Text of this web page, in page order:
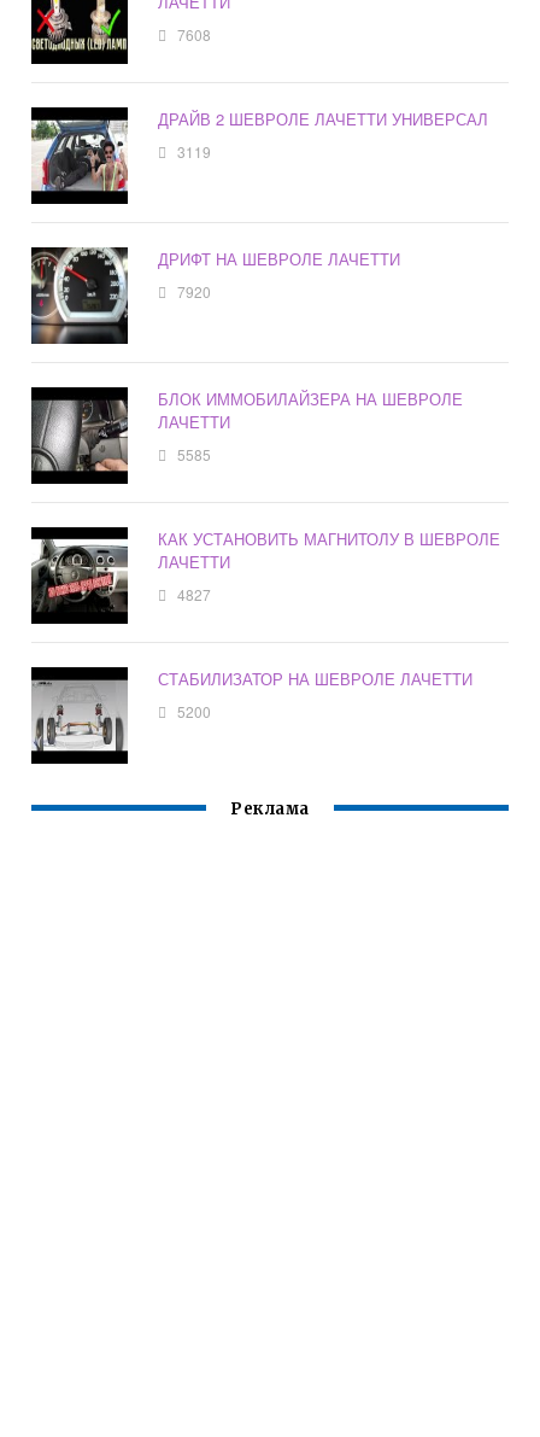
7608
ДРАЙВ 2 ШЕВРОЛЕ ЛАЧЕТТИ УНИВЕРСАЛ
3119
ДРИФТ НА ШЕВРОЛЕ ЛАЧЕТТИ
7920
БЛОК ИММОБИЛАЙЗЕРА НА ШЕВРОЛЕ
ЛАЧЕТТИ
5585
КАК УСТАНОВИТЬ МАГНИТОЛУ В ШЕВРОЛЕ
ЛАЧЕТТИ
4827
СТАБИЛИЗАТОР НА ШЕВРОЛЕ ЛАЧЕТТИ
5200
Реклама